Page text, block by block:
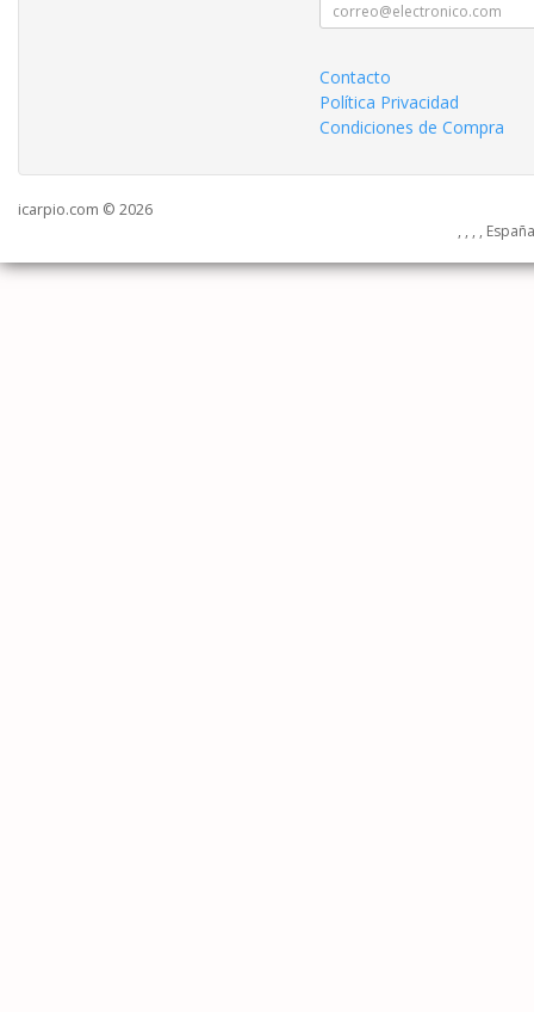
Contacto
Política Privacidad
Condiciones de Compra
icarpio.com © 2026
, , , ,